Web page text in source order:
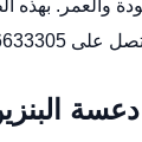
والعمر. بهذه
66633305.